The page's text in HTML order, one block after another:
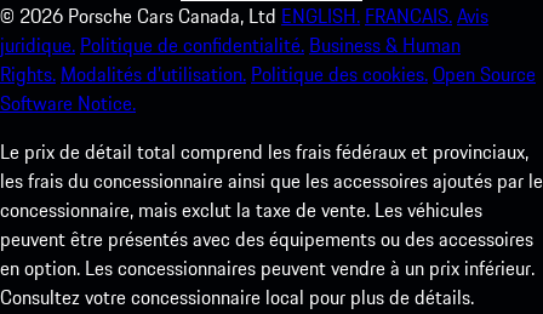
© 2026 Porsche Cars Canada, Ltd ENGLISH. FRANCAIS.Avis
juridique. Politique de confidentialité. Business & Human
Rights. Modalités d’utilisation. Politique des cookies.Open Source
Software Notice.
Le prix de détail total comprend les frais fédéraux et provinciaux,
les frais du concessionnaire ainsi que les accessoires ajoutés par le
concessionnaire, mais exclut la taxe de vente. Les véhicules
peuvent être présentés avec des équipements ou des accessoires
en option. Les concessionnaires peuvent vendre à un prix inférieur.
Consultez votre concessionnaire local pour plus de détails.